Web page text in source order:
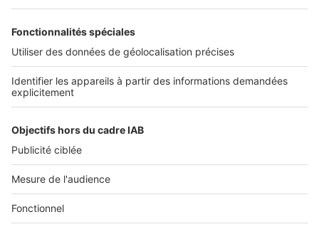
Nos solutions pro
Actualités pro
Nous contacter
Connexion à My SeLoger Pro
Espace Presse